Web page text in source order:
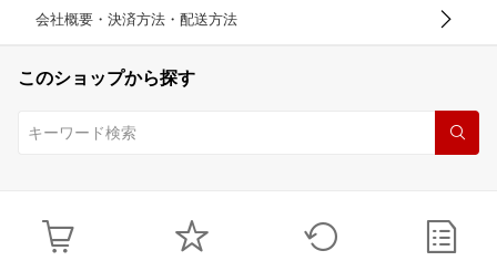
会社概要・決済方法・配送方法
このショップから探す